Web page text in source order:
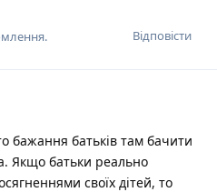
Відповісти
бажання батьків там бачити
Якщо батьки реально
своїх дітей, то